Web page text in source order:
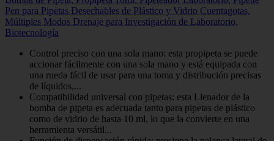
Pen para Pipetas Desechables de Plástico y Vidrio Cuentagotas,
Múltiples Modos Drenaje para Investigación de Laboratorio,
Biotecnología
Control preciso con una sola mano: esta propipeta se puede
accionar fácilmente con una sola mano y está equipada con
una rueda fácil de usar para una toma y distribución precisas
de líquidos,...
Compatibilidad universal con pipetas: esta Llenador de la
bomba de pipeta es adecuada tanto para pipetas de plástico
como de vidrio de hasta 10 ml, lo que la convierte en una
herramienta versátil...